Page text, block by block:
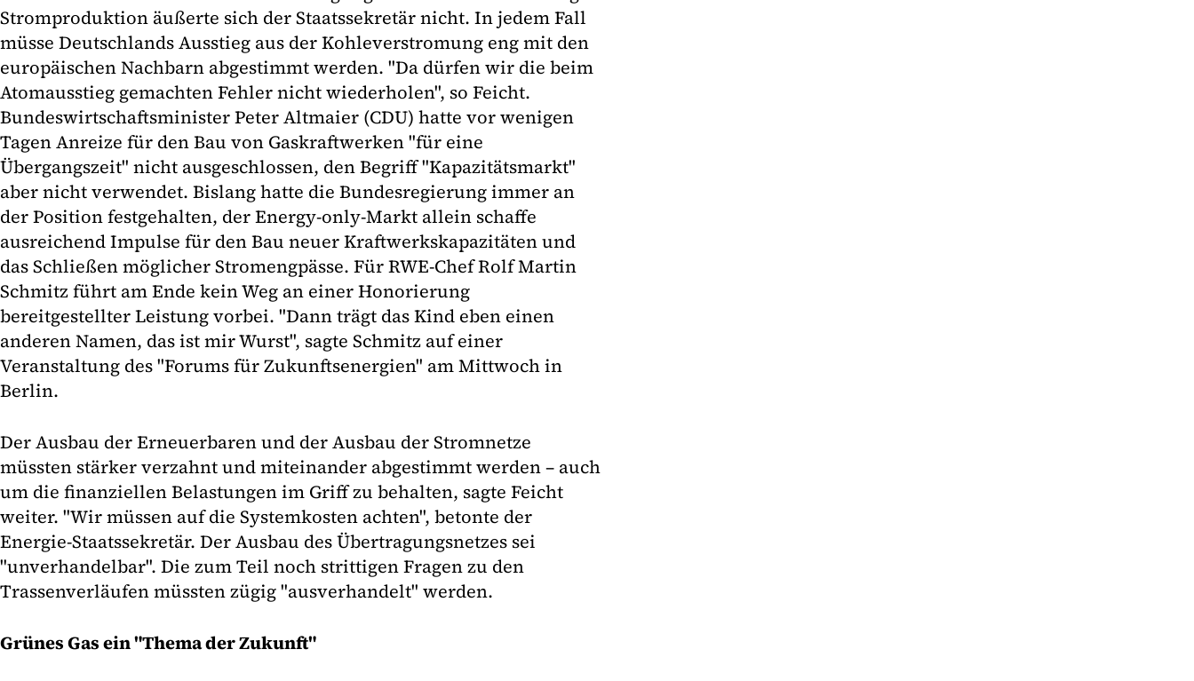
Stromproduktion äußerte sich der Staatssekretär nicht. In jedem Fall
müsse Deutschlands Ausstieg aus der Kohleverstromung eng mit den
europäischen Nachbarn abgestimmt werden. "Da dürfen wir die beim
Atomausstieg gemachten Fehler nicht wiederholen", so Feicht.
Bundeswirtschaftsminister Peter Altmaier (CDU) hatte vor wenigen
Tagen Anreize für den Bau von Gaskraftwerken "für eine
Übergangszeit" nicht ausgeschlossen, den Begriff "Kapazitätsmarkt"
aber nicht verwendet. Bislang hatte die Bundesregierung immer an
der Position festgehalten, der Energy-only-Markt allein schaffe
ausreichend Impulse für den Bau neuer Kraftwerkskapazitäten und
das Schließen möglicher Stromengpässe. Für RWE-Chef Rolf Martin
Schmitz führt am Ende kein Weg an einer Honorierung
bereitgestellter Leistung vorbei. "Dann trägt das Kind eben einen
anderen Namen, das ist mir Wurst", sagte Schmitz auf einer
Veranstaltung des "Forums für Zukunftsenergien" am Mittwoch in
Berlin.
Der Ausbau der Erneuerbaren und der Ausbau der Stromnetze
müssten stärker verzahnt und miteinander abgestimmt werden – auch
um die finanziellen Belastungen im Griff zu behalten, sagte Feicht
weiter. "Wir müssen auf die Systemkosten achten", betonte der
Energie-Staatssekretär. Der Ausbau des Übertragungsnetzes sei
"unverhandelbar". Die zum Teil noch strittigen Fragen zu den
Trassenverläufen müssten zügig "ausverhandelt" werden.
Grünes Gas ein "Thema der Zukunft"